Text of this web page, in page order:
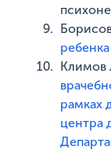
Климов
рамках
центра